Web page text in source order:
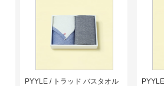
PYYLE / トラッド バスタオル